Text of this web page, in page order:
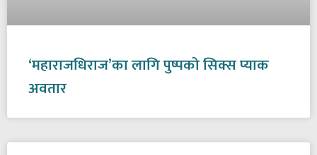
‘महाराजधिराज’का लागि पुष्पको सिक्स प्याक
अवतार